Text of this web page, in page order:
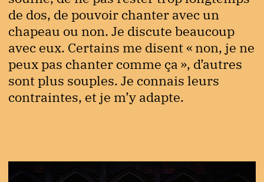
de dos, de pouvoir chanter avec un
chapeau ou non. Je discute beaucoup
avec eux. Certains me disent « non, je ne
peux pas chanter comme ça », d’autres
sont plus souples. Je connais leurs
contraintes, et je m’y adapte.